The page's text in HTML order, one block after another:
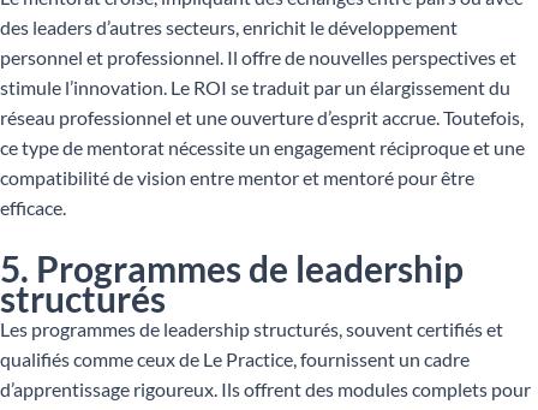
des leaders d’autres secteurs, enrichit le développement
personnel et professionnel. Il offre de nouvelles perspectives et
stimule l’innovation. Le ROI se traduit par un élargissement du
réseau professionnel et une ouverture d’esprit accrue. Toutefois,
ce type de mentorat nécessite un engagement réciproque et une
compatibilité de vision entre mentor et mentoré pour être
efficace.
5. Programmes de leadership
structurés
Les programmes de leadership structurés, souvent certifiés et
qualifiés comme ceux de Le Practice, fournissent un cadre
d’apprentissage rigoureux. Ils offrent des modules complets pour